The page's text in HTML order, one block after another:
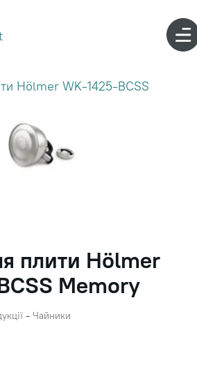
плити Hölmer
Memory
- Чайники